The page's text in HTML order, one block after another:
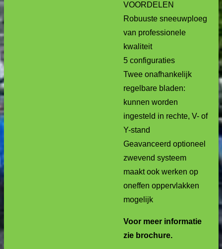
VOORDELEN
Robuuste sneeuwploeg
van professionele
kwaliteit
5 configuraties
Twee onafhankelijk
regelbare bladen:
kunnen worden
ingesteld in rechte, V- of
Y-stand
Geavanceerd optioneel
zwevend systeem
maakt ook werken op
oneffen oppervlakken
mogelijk
Voor meer informatie
zie brochure.